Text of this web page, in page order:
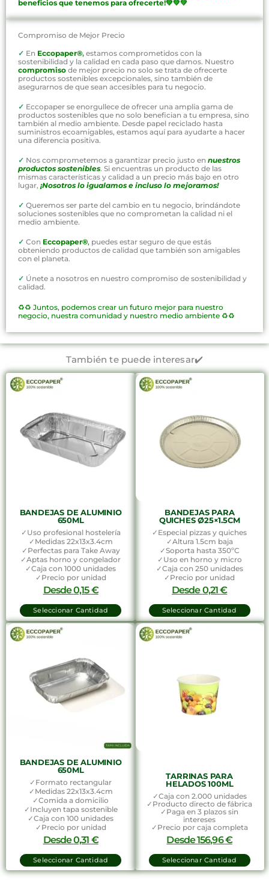
beneficios que tenemos para ofrecerte!💚💚💚
Compromiso de Mejor Precio
✓ En Eccopaper®, estamos comprometidos con la
sostenibilidad y la calidad en cada paso que damos. Nuestro
compromiso de mejor precio no solo se trata de ofrecerte
productos sostenibles excepcionales, sino también de
asegurarnos de que sean accesibles para tu negocio.
✓ Eccopaper se enorgullece de ofrecer una amplia gama de
productos sostenibles que no solo benefician a tu empresa, sino
también al medio ambiente. Desde papel reciclado hasta
suministros ecoamigables, estamos aquí para ayudarte a hacer
una diferencia positiva.
✓ Nos comprometemos a garantizar precio justo en nuestros
productos sostenibles. Si encuentras un producto de las
mismas características y calidad a un precio más bajo en otro
lugar, ¡Nosotros lo igualamos e incluso lo mejoramos!
✓ Queremos ser parte del cambio en tu negocio, brindándote
soluciones sostenibles que no comprometan la calidad ni el
medio ambiente.
✓ Con Eccopaper®, puedes estar seguro de que estás
obteniendo productos de calidad que también son amigables
con el planeta.
✓ Únete a nosotros en nuestro compromiso de sostenibilidad y
calidad.
♻️♻️ Juntos, podemos crear un futuro mejor para nuestro
negocio, nuestra comunidad y nuestro medio ambiente ♻️♻️
También te puede interesar✔️
BANDEJAS DE ALUMINIO
650ML
✓Uso profesional hostelería
✓Medidas 22x13x3.4cm
✓Perfectas para Take Away
✓Aptas horno y congelador
✓Caja con 1000 unidades
✓Precio por unidad
Desde0,15€
Seleccionar Cantidad
BANDEJAS PARA
QUICHES Ø25×1.5CM
✓Especial pizzas y quiches
✓Altura 1.5cm baja
✓Soporta hasta 350ºC
✓Uso en horno y micro
✓Caja con 250 unidades
✓Precio por unidad
Desde0,21€
Seleccionar Cantidad
BANDEJAS DE ALUMINIO
650ML
✓Formato rectangular
✓Medidas 22x13x3.4cm
✓Comida a domicilio
✓Incluyen tapa sostenible
✓Caja con 100 unidades
✓Precio por unidad
Desde0,31 €
Seleccionar Cantidad
TARRINAS PARA
HELADOS 100ML
✓Caja con 2.000 unidades
✓Producto directo de fábrica
✓Paga en 3 plazos sin
intereses
✓Precio por caja completa
Desde156,96€
Seleccionar Cantidad